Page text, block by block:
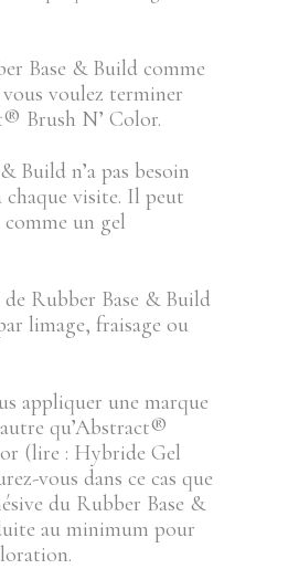
Base & Build comme
vous voulez terminer
Brush N’ Color.
Build n’a pas besoin
chaque visite. Il peut
un gel
Rubber Base & Build
limage, fraisage ou
appliquer une marque
qu’Abstract®
(lire : Hybride Gel
vous dans ce cas que
du Rubber Base &
au minimum pour